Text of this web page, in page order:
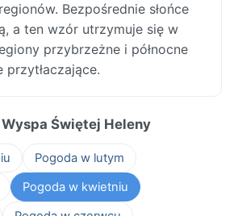
Bezpośrednie słońce
a ten wzór utrzymuje się w
przybrzeżne i północne
przytłaczające.
Świętej Heleny
Pogoda w lutym
Pogoda w kwietniu